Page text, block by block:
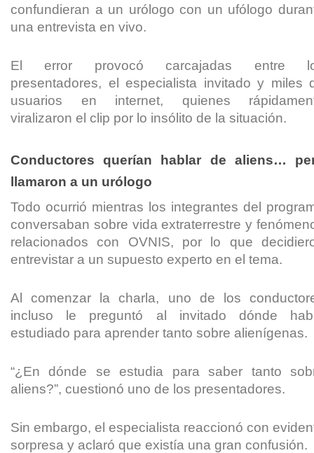
confundieran a un urólogo con un ufólogo
una entrevista en vivo.
El error provocó carcajadas entre
presentadores, el especialista invitado y miles
usuarios en internet, quienes
viralizaron el clip por lo insólito de la situación.
Conductores querían hablar de aliens…
llamaron a un urólogo
Todo ocurrió mientras los integrantes del
conversaban sobre vida extraterrestre y
relacionados con OVNIS, por lo que
entrevistar a un supuesto experto en el tema.
Al comenzar la charla, uno de los
incluso le preguntó al invitado dónde
estudiado para aprender tanto sobre alienígenas.
“¿En dónde se estudia para saber tanto
aliens?”, cuestionó uno de los presentadores.
Sin embargo, el especialista reaccionó con
sorpresa y aclaró que existía una gran confusión.